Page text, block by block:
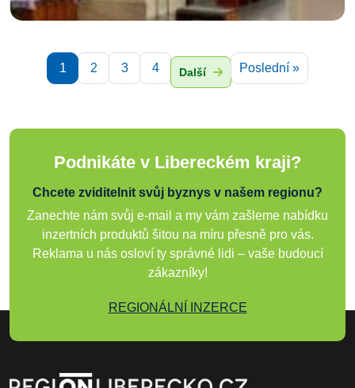
1 2 3 4 Další Poslední »
Podnikáte v Libereckém kraji?
Chcete zviditelnit svůj byznys v našem regionu?
Zanechte nám svůj e-mail a my vám zašleme nabídku
inzertních produktů šitou na míru přesně pro vás.
Reklama u nás osloví ty správné lidi – vaše budoucí
zákazníky!
REGIONÁLNÍ INZERCE